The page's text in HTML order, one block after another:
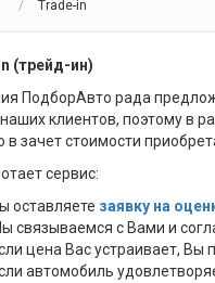
Trade-in
(трейд-ин)
ПодборАвто рада
клиентов, поэтому в
в зачет стоимости
сервис:
оставляете заявку на
связываемся с Вами и
цена Вас устраивает,
автомобиль